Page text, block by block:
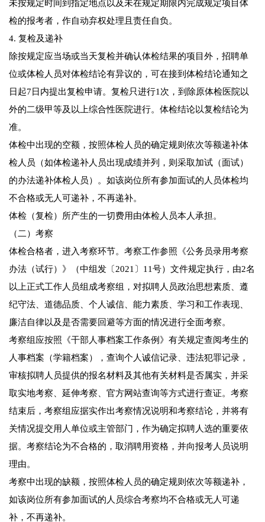
未按规定时间到指定地点以及未在规定期限内完成规定项目体
检的报考者，作自动弃权处理且责任自负。
4. 复检及递补
除按规定应当场或当天复检并确认体检结果的项目外，招聘单
位或体检人员对体检结论有异议的，可在接到体检结论通知之
日起7日内提出复检申请。复检只进行1次，到除原体检医院以
外的二级甲等及以上综合性医院进行。体检结论以复检结论为
准。
体检中出现的空额，按照体检人员的确定规则依次等额递补体
检人员（如体检递补人员出现成绩并列，则采取加试（面试）
的办法递补体检人员）。如该岗位所有参加面试的人员体检均
不合格或无人可递补，不再递补。
体检（复检）所产生的一切费用由体检人员本人承担。
（二）考察
体检合格者，进入考察环节。考察工作参照《公务员录用考察
办法（试行）》（中组发〔2021〕11号）文件规定执行，由2名
以上正式工作人员组成考察组，对拟聘人员政治思想素质、遵
纪守法、道德品质、个人诚信、能力素质、学习和工作表现、
廉洁自律以及是否需要回避等方面的情况进行全面考察。
考察组应按照《干部人事档案工作条例》有关规定查阅考生的
人事档案（学籍档案），查询个人诚信记录、违法犯罪记录，
审核拟聘人员提供的报名材料及其他有关材料是否属实，并采
取实地考察、延伸考察、官方网站查询等方式进行查证。考察
结束后，考察组应据实作出考察情况说明和考察结论，并将有
关情况提交用人单位或主管部门，作为确定拟聘人选的重要依
据。考察结论为不合格的，取消聘用资格，并向报考人员说明
理由。
考察中出现的缺额，按照体检人员的确定规则依次等额递补，
如该岗位所有参加面试的人员综合考察均不合格或无人可递
补，不再递补。